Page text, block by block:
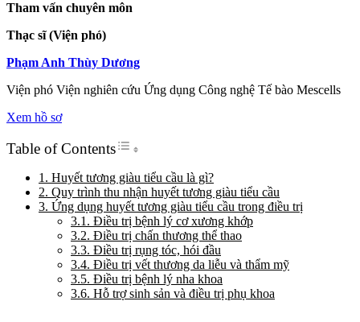
Tham vấn chuyên môn
Thạc sĩ (Viện phó)
Phạm Anh Thùy Dương
Viện phó Viện nghiên cứu Ứng dụng Công nghệ Tế bào Mescells
Xem hồ sơ
Table of ContentsToggle Table of Content
1. Huyết tương giàu tiểu cầu là gì?
2. Quy trình thu nhận huyết tương giàu tiểu cầu
3. Ứng dụng huyết tương giàu tiểu cầu trong điều trị
3.1. Điều trị bệnh lý cơ xương khớp
3.2. Điều trị chấn thương thể thao
3.3. Điều trị rụng tóc, hói đầu
3.4. Điều trị vết thương da liễu và thẩm mỹ
3.5. Điều trị bệnh lý nha khoa
3.6. Hỗ trợ sinh sản và điều trị phụ khoa